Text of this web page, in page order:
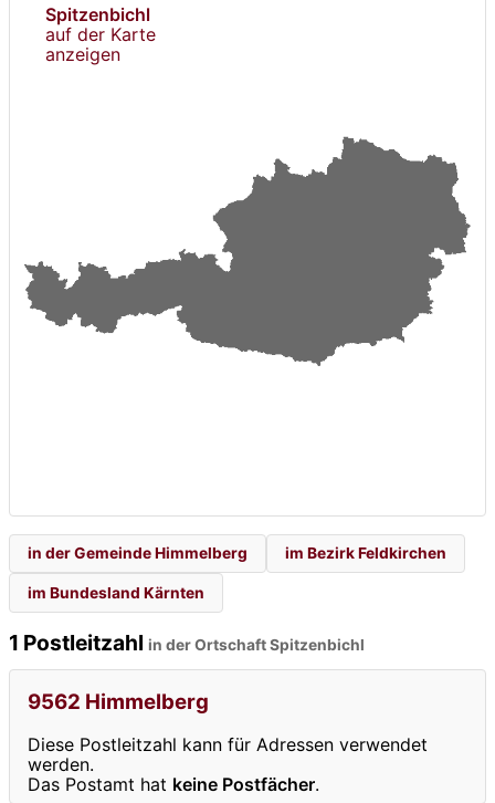
Spitzenbichl
auf der Karte
anzeigen
in der Gemeinde Himmelberg im Bezirk Feldkirchen
im Bundesland Kärnten
1 Postleitzahl in der Ortschaft Spitzenbichl
9562 Himmelberg
Diese Postleitzahl kann für Adressen verwendet
werden.
Das Postamt hat keine Postfächer.